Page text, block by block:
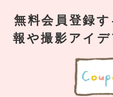
無料会員登録
報や撮影アイ